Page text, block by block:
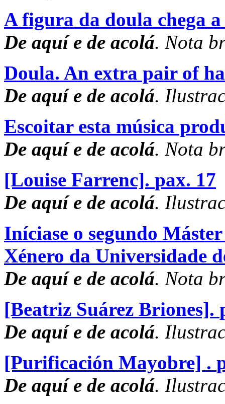
A figura da doula chega
De aquí e de acolá. Nota
Doula. An extra pair of
De aquí e de acolá.
Escoitar esta música
De aquí e de acolá. Nota
[Louise Farrenc]. pax. 17
De aquí e de acolá.
Iníciase o segundo
Xénero da Universidade
De aquí e de acolá. Nota
[Beatriz Suárez Briones].
De aquí e de acolá.
[Purificación Mayobre] .
De aquí e de acolá.